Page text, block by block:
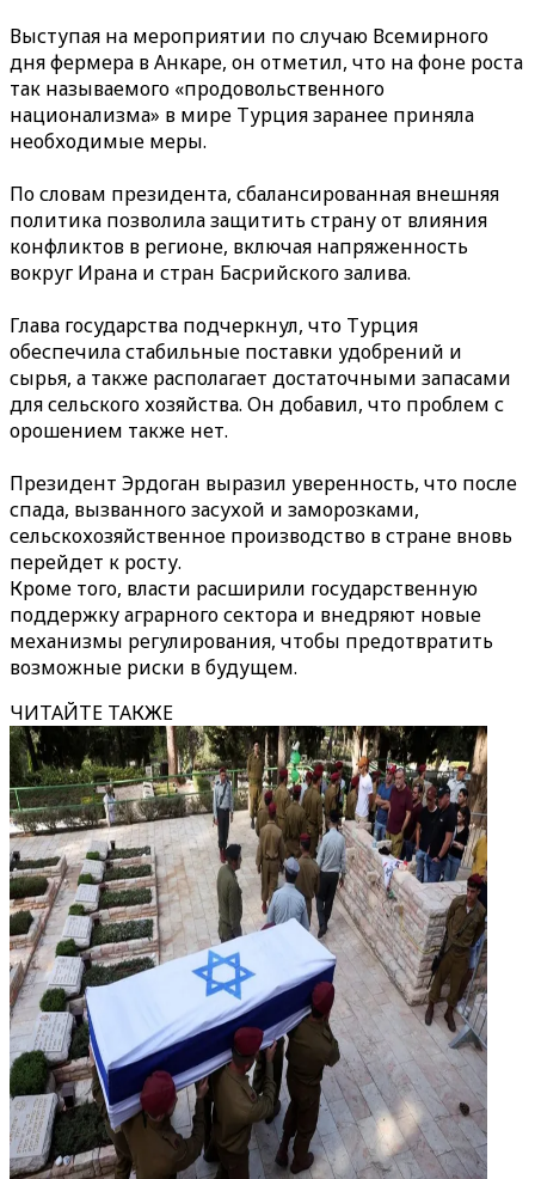
Выступая на мероприятии по случаю Всемирного
дня фермера в Анкаре, он отметил, что на фоне роста
так называемого «продовольственного
национализма» в мире Турция заранее приняла
необходимые меры.
По словам президента, сбалансированная внешняя
политика позволила защитить страну от влияния
конфликтов в регионе, включая напряженность
вокруг Ирана и стран Басрийского залива.
Глава государства подчеркнул, что Турция
обеспечила стабильные поставки удобрений и
сырья, а также располагает достаточными запасами
для сельского хозяйства. Он добавил, что проблем с
орошением также нет.
Президент Эрдоган выразил уверенность, что после
спада, вызванного засухой и заморозками,
сельскохозяйственное производство в стране вновь
перейдет к росту.
Кроме того, власти расширили государственную
поддержку аграрного сектора и внедряют новые
механизмы регулирования, чтобы предотвратить
возможные риски в будущем.
ЧИТАЙТЕ ТАКЖЕ